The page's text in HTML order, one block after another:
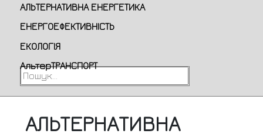
АЛЬТЕРНАТИВНА ЕНЕРГЕТИКА
ЕНЕРГОЕФЕКТИВНІСТЬ
ЕКОЛОГІЯ
АльтерТРАНСПОРТ
Пошук...
АЛЬТЕРНАТИВНА